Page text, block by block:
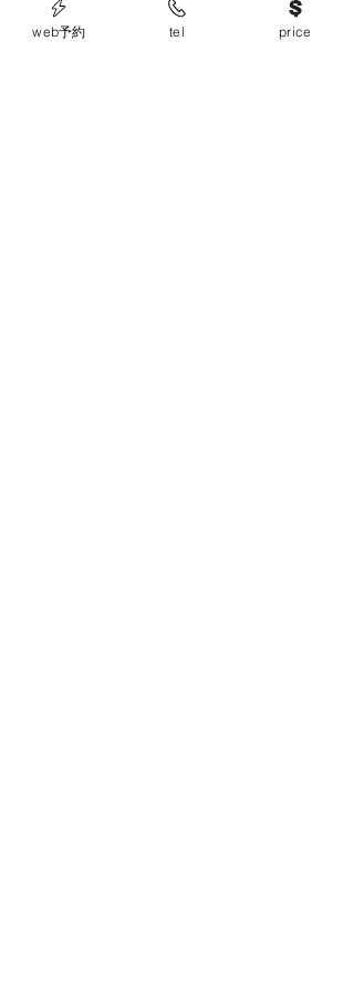
web予約 tel price